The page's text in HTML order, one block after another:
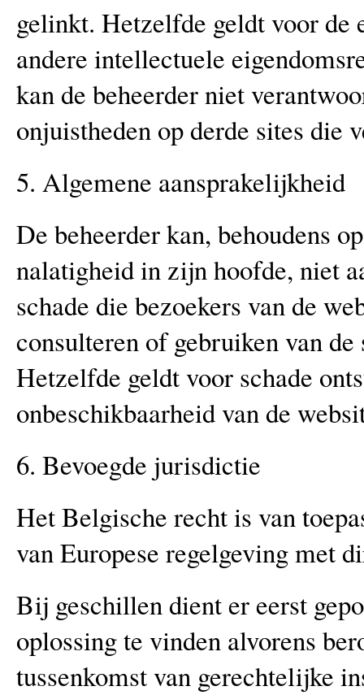
gelinkt. Hetzelfde geldt voor de
andere intellectuele
kan de beheerder niet
onjuistheden op derde sites die
5. Algemene aansprakelijkheid
De beheerder kan, behoudens
nalatigheid in zijn hoofde, niet
schade die bezoekers van de
consulteren of gebruiken van
Hetzelfde geldt voor schade
onbeschikbaarheid van de
6. Bevoegde jurisdictie
Het Belgische recht is van
van Europese regelgeving met
Bij geschillen dient er eerst
oplossing te vinden alvorens
tussenkomst van gerechtelijke